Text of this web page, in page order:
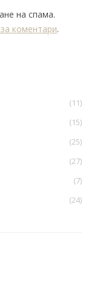
на спама.
коментари.
(11)
(15)
(25)
(27)
(7)
(24)